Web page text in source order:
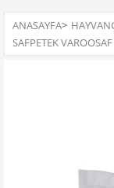
ANASAYFA>
SAFPETEK